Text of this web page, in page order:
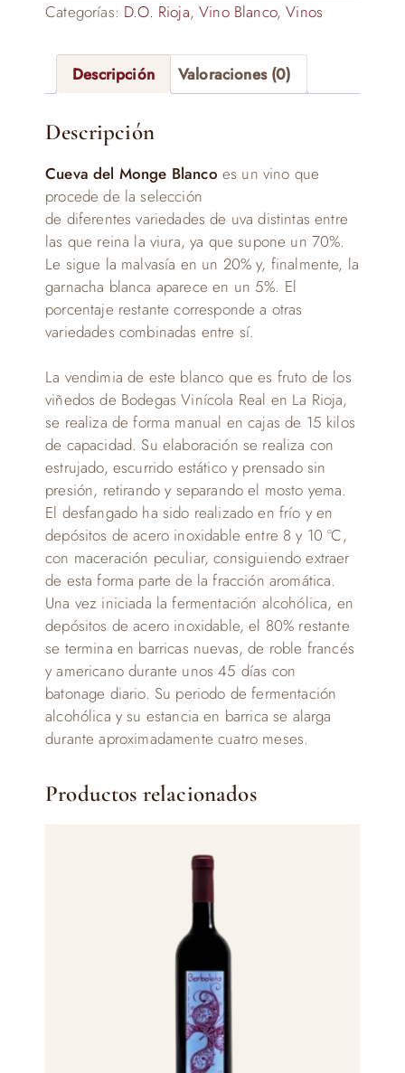
Categorías: D.O. Rioja,Vino Blanco,Vinos
Descripción Valoraciones (0)
Descripción
Cueva del Monge Blanco es un vino que
procede de la selección
de diferentes variedades de uva distintas entre
las que reina la viura, ya que supone un 70%.
Le sigue la malvasía en un 20% y, finalmente, la
garnacha blanca aparece en un 5%. El
porcentaje restante corresponde a otras
variedades combinadas entre sí.
La vendimia de este blanco que es fruto de los
viñedos de Bodegas Vinícola Real en La Rioja,
se realiza de forma manual en cajas de 15 kilos
de capacidad. Su elaboración se realiza con
estrujado, escurrido estático y prensado sin
presión, retirando y separando el mosto yema.
El desfangado ha sido realizado en frío y en
depósitos de acero inoxidable entre 8 y 10 ºC,
con maceración peculiar, consiguiendo extraer
de esta forma parte de la fracción aromática.
Una vez iniciada la fermentación alcohólica, en
depósitos de acero inoxidable, el 80% restante
se termina en barricas nuevas, de roble francés
y americano durante unos 45 días con
batonage diario. Su periodo de fermentación
alcohólica y su estancia en barrica se alarga
durante aproximadamente cuatro meses.
Productos relacionados